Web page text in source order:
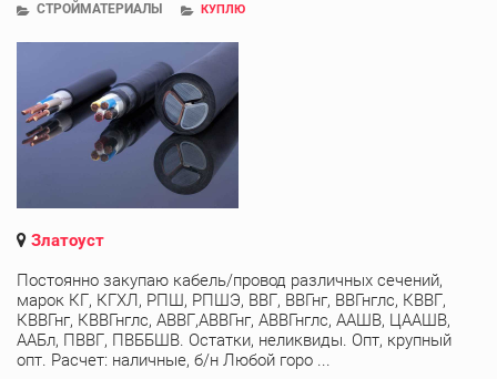
СТРОЙМАТЕРИАЛЫ КУПЛЮ
Златоуст
Постоянно закупаю кабель/провод различных сечений,
марок КГ, КГХЛ, РПШ, РПШЭ, ВВГ, ВВГнг, ВВГнглс, КВВГ,
КВВГнг, КВВГнглс, АВВГ,АВВГнг, АВВГнглс, ААШВ, ЦААШВ,
ААБл, ПВВГ, ПВББШВ. Остатки, неликвиды. Опт, крупный
опт. Расчет: наличные, б/н Любой горо ...